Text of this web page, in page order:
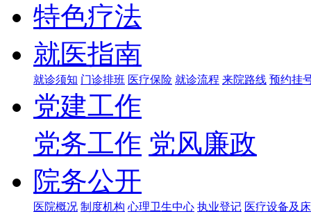
特色疗法
就医指南
就诊须知 门诊排班 医疗保险 就诊流程 来院路线 预约挂
党建工作
党务工作 党风廉政
院务公开
医院概况 制度机构 心理卫生中心 执业登记 医疗设备及